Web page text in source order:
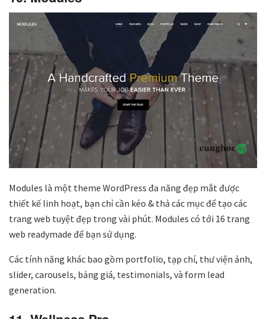
Modules là một theme WordPress đa năng đẹp mắt được
thiết kế linh hoạt, bạn chỉ cần kéo & thả các mục để tạo các
trang web tuyệt đẹp trong vài phút. Modules có tới 16 trang
web readymade để bạn sử dụng.
Các tính năng khác bao gồm portfolio, tạp chí, thư viện ảnh,
slider, carousels, bảng giá, testimonials, và form lead
generation.